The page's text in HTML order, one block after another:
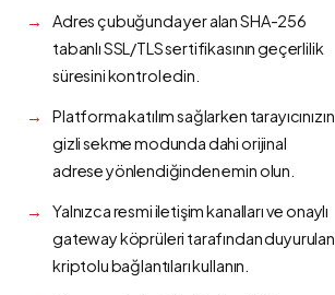
Adres çubuğunda yer alan SHA-256
tabanlı SSL/TLS sertifikasının geçerlilik
süresini kontrol edin.
Platforma katılım sağlarken tarayıcınızın
gizli sekme modunda dahi orijinal
adrese yönlendiğinden emin olun.
Yalnızca resmi iletişim kanalları ve onaylı
gateway köprüleri tarafından duyurulan
kriptolu bağlantıları kullanın.